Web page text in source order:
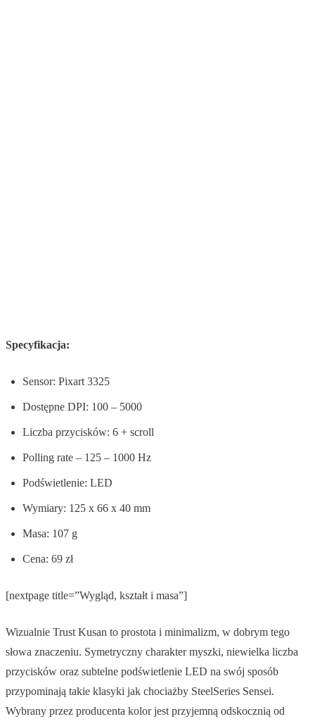
Specyfikacja:
Sensor: Pixart 3325
Dostępne DPI: 100 – 5000
Liczba przycisków: 6 + scroll
Polling rate – 125 – 1000 Hz
Podświetlenie: LED
Wymiary: 125 x 66 x 40 mm
Masa: 107 g
Cena: 69 zł
[nextpage title=”Wygląd, kształt i masa”]
Wizualnie Trust Kusan to prostota i minimalizm, w dobrym tego
słowa znaczeniu. Symetryczny charakter myszki, niewielka liczba
przycisków oraz subtelne podświetlenie LED na swój sposób
przypominają takie klasyki jak chociażby SteelSeries Sensei.
Wybrany przez producenta kolor jest przyjemną odskocznią od